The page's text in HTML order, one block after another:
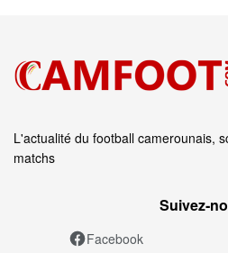
L'actualité du football camerounais,
matchs
Facebook